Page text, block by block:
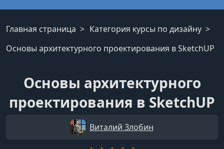
Главная страница
Категория курсы по дизайну
Основы архитектурного проектирования в SketchUP
Основы архитектурного
проектирования в SketchUP
Виталий Злобин